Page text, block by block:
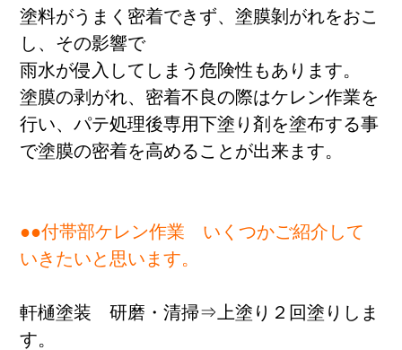
塗料がうまく密着できず、塗膜剝がれをおこ
し、その影響で
雨水が侵入してしまう危険性もあります。
塗膜の剥がれ、密着不良の際はケレン作業を
行い、パテ処理後専用下塗り剤を塗布する事
で塗膜の密着を高めることが出来ます。
●●付帯部ケレン作業 いくつかご紹介して
いきたいと思います。
軒樋塗装 研磨・清掃⇒上塗り２回塗りしま
す。